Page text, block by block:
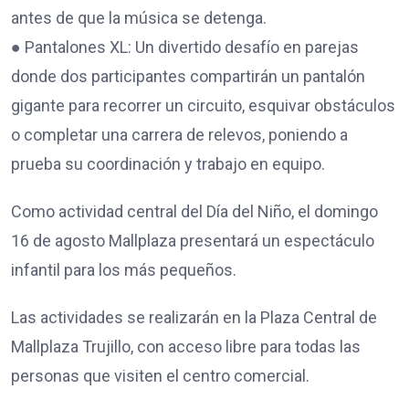
antes de que la música se detenga.
● Pantalones XL: Un divertido desafío en parejas
donde dos participantes compartirán un pantalón
gigante para recorrer un circuito, esquivar obstáculos
o completar una carrera de relevos, poniendo a
prueba su coordinación y trabajo en equipo.
Como actividad central del Día del Niño, el domingo
16 de agosto Mallplaza presentará un espectáculo
infantil para los más pequeños.
Las actividades se realizarán en la Plaza Central de
Mallplaza Trujillo, con acceso libre para todas las
personas que visiten el centro comercial.